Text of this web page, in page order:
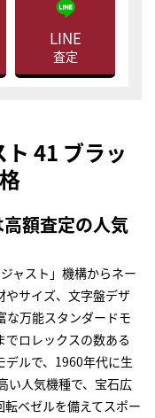
LINE
査定
41 ブラッ
額査定の人気
ャスト」機構からネー
やサイズ、文字盤デザ
な万能スタンダードモ
ロレックスの数ある
デルで、1960年代に生
い人気機種で、宝石広
ベゼルを備えてスポー